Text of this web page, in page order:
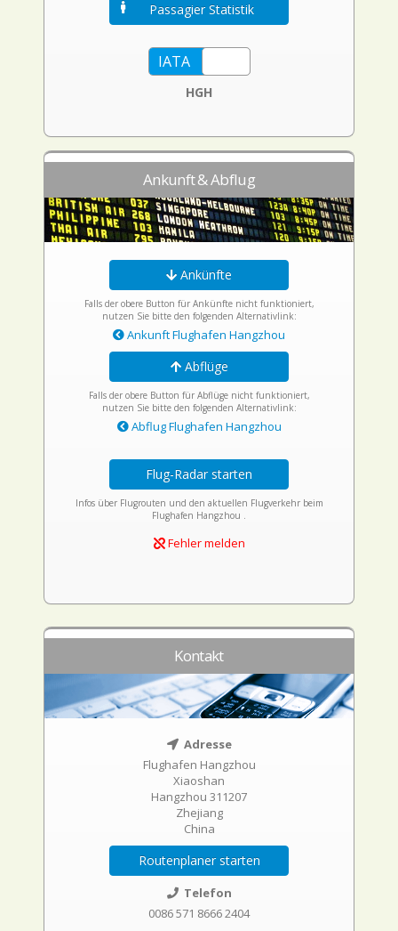
Passagier Statistik
HGH
Ankunft & Abflug
Ankünfte
Falls der obere Button für Ankünfte nicht funktioniert,
nutzen Sie bitte den folgenden Alternativlink:
Ankunft Flughafen Hangzhou
Abflüge
Falls der obere Button für Abflüge nicht funktioniert,
nutzen Sie bitte den folgenden Alternativlink:
Abflug Flughafen Hangzhou
Flug-Radar starten
Infos über Flugrouten und den aktuellen Flugverkehr beim
Flughafen Hangzhou .
Fehler melden
Kontakt
Adresse
Flughafen Hangzhou
Xiaoshan
Hangzhou 311207
Zhejiang
China
Routenplaner starten
Telefon
0086 571 8666 2404